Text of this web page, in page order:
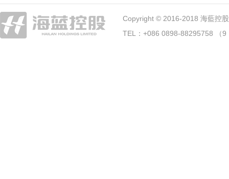
Copyright © 2016-2018 海藍控
TEL：+086 0898-88295758 （